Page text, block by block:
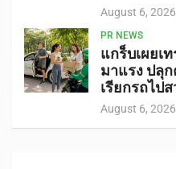
August 6, 2026
PR NEWS
แกร็บเผยเ
มาแรง ปลุ
เรียกรถไป
August 6, 2026